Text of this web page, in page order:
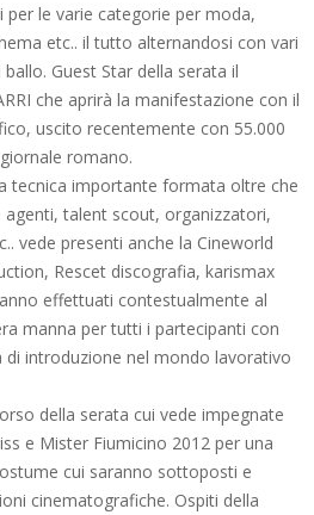
per le varie categorie per moda,
etc.. il tutto alternandosi con vari
Guest Star della serata il
che aprirà la manifestazione con il
uscito recentemente con 55.000
romano.
tecnica importante formata oltre che
talent scout, organizzatori,
vede presenti anche la Cineworld
Rescet discografia, karismax
effettuati contestualmente al
manna per tutti i partecipanti con
di introduzione nel mondo lavorativo
della serata cui vede impegnate
e Mister Fiumicino 2012 per una
cui saranno sottoposti e
cinematografiche. Ospiti della